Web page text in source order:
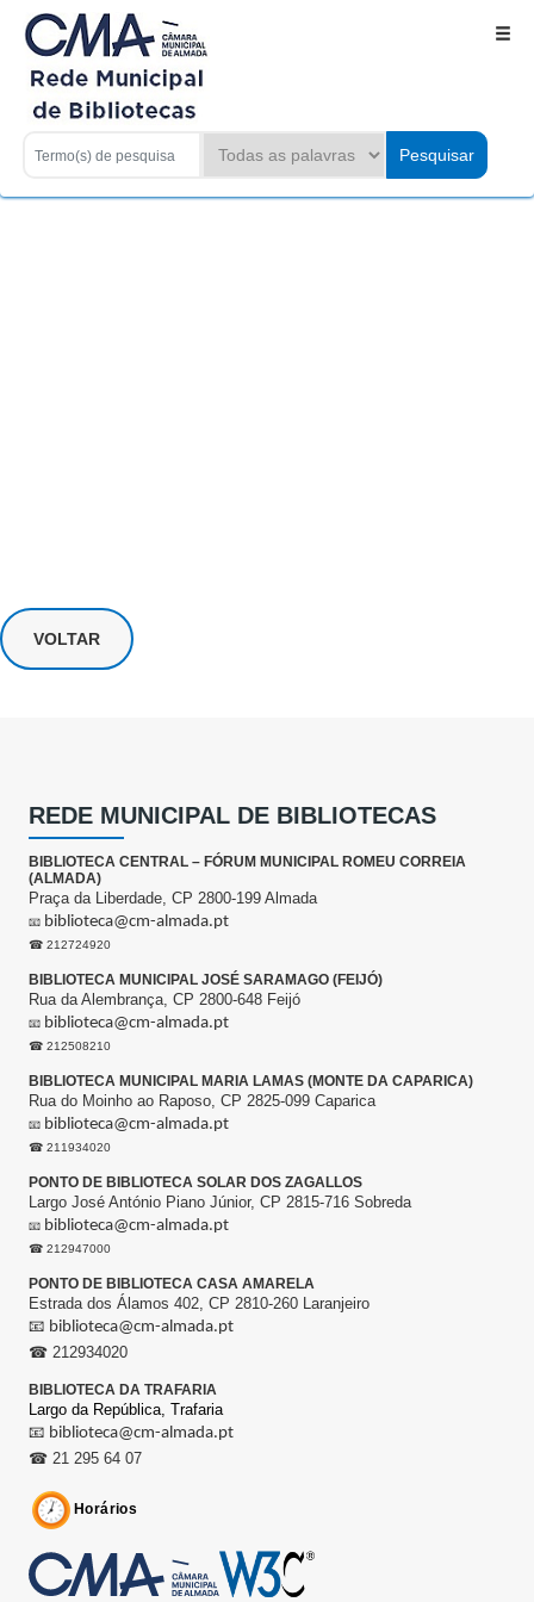
VOLTAR
REDE MUNICIPAL DE BIBLIOTECAS
BIBLIOTECA CENTRAL – FÓRUM MUNICIPAL ROMEU CORREIA
(ALMADA)
Praça da Liberdade, CP 2800-199 Almada
📧 biblioteca@cm-almada.pt
☎ 212724920
BIBLIOTECA MUNICIPAL JOSÉ SARAMAGO (FEIJÓ)
Rua da Alembrança, CP 2800-648 Feijó
📧 biblioteca@cm-almada.pt
☎ 212508210
BIBLIOTECA MUNICIPAL MARIA LAMAS (MONTE DA CAPARICA)
Rua do Moinho ao Raposo, CP 2825-099 Caparica
📧 biblioteca@cm-almada.pt
☎ 211934020
PONTO DE BIBLIOTECA SOLAR DOS ZAGALLOS
Largo José António Piano Júnior, CP 2815-716 Sobreda
📧 biblioteca@cm-almada.pt
☎ 212947000
PONTO DE BIBLIOTECA CASA AMARELA
Estrada dos Álamos 402, CP 2810-260 Laranjeiro
📧 biblioteca@cm-almada.pt
☎ 212934020
BIBLIOTECA DA TRAFARIA
Largo da República, Trafaria
📧 biblioteca@cm-almada.pt
☎ 21 295 64 07
Horários